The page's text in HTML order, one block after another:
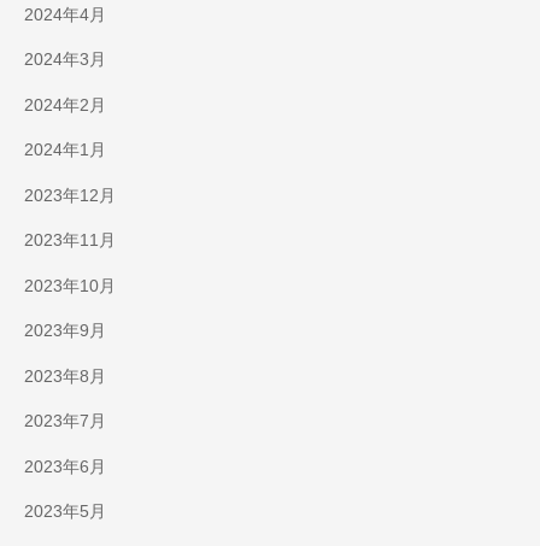
2024年4月
2024年3月
2024年2月
2024年1月
2023年12月
2023年11月
2023年10月
2023年9月
2023年8月
2023年7月
2023年6月
2023年5月